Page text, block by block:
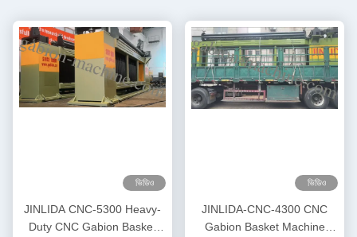
ভিডিও
JINLIDA CNC-5300 Heavy-
Duty CNC Gabion Basket
ভিডিও
JINLIDA-CNC-4300 CNC
Gabion Basket Machine